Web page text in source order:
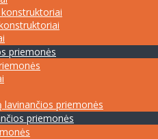
priemonės
lavinančios priemonės
priemonės